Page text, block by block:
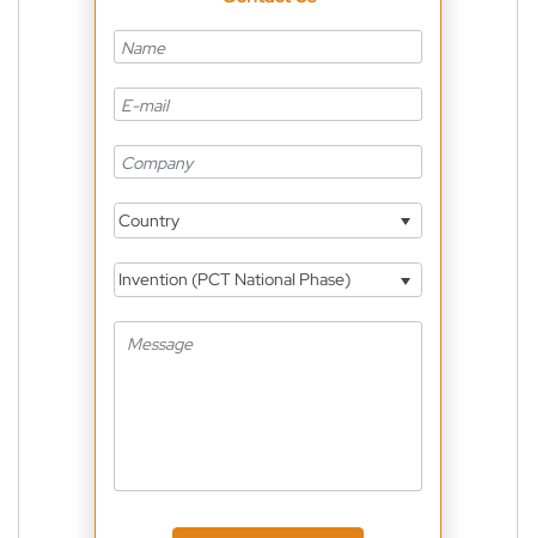
Country
Invention (PCT National Phase)